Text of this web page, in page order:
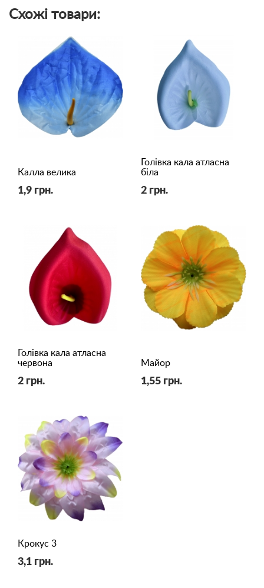
Схожі товари:
Калла велика
1,9 грн.
Голівка кала атласна
біла
2 грн.
Голівка кала атласна
червона
2 грн.
Майор
1,55 грн.
Крокус 3
3,1 грн.